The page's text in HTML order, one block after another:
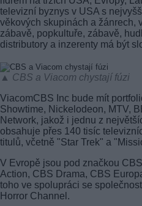
televizní byznys v USA s
věkových skupinách a žánrech,
zábavě, popkultuře, zábavě,
distributory a inzerenty má být
▲ CBS a Viacom chystají fúzi
ViacomCBS Inc bude mít
Showtime, Nickelodeon, MTV,
Network, jakož i jednu z
obsahuje přes 140 tisíc
titulů, včetně "Star Trek" a
V Evropě jsou pod značkou
Action, CBS Drama, CBS
toho ve spolupráci se
Horror Channel.